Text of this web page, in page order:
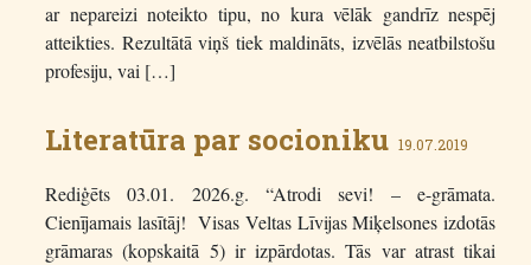
ar nepareizi noteikto tipu, no kura vēlāk gandrīz nespēj
atteikties. Rezultātā viņš tiek maldināts, izvēlās neatbilstošu
profesiju, vai […]
Literatūra par socioniku 19.07.2019
Rediģēts 03.01. 2026.g. “Atrodi sevi! – e-grāmata.
Cienījamais lasītāj! Visas Veltas Līvijas Miķelsones izdotās
grāmaras (kopskaitā 5) ir izpārdotas. Tās var atrast tikai